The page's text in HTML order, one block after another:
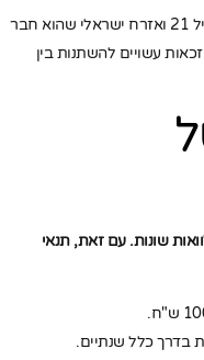
בדרך כלל, צ'קים זמינים לכל אדם שהוא מעל גיל 21 ואזרח ישראלי שהוא חבר
עשויים להשתנות בין
שונות. עם זאת, תנאי
בדרך כלל שנתיים.